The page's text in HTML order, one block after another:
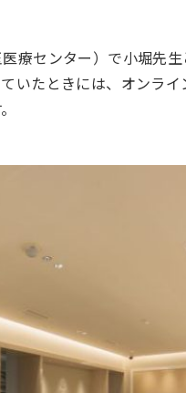
療センター）で小堀先
いたときには、オンラ